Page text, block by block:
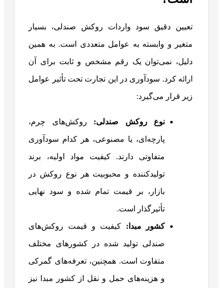
تعیین دقیق سود واردات روکش صندلی، بسیار
متغیر و وابسته به عوامل متعددی است. به همین
دلیل، نمی‌توان یک رقم مشخص و ثابت برای آن
ارائه کرد. سودآوری در این تجارت تحت تأثیر عوامل
زیر قرار می‌گیرد:
نوع روکش صندلی: روکش‌های چرم،
پارچه‌ای، یا مصنوعی، هر کدام سودآوری
متفاوتی دارند. کیفیت مواد اولیه، برند
تولیدکننده و محبوبیت هر نوع روکش در
بازار، بر قیمت تمام شده و سود نهایی
تأثیرگذار است.
کشور مبدا: کیفیت و قیمت روکش‌های
صندلی تولید شده در کشورهای مختلف
متفاوت است. همچنین، تعرفه‌های گمرکی
و هزینه‌های حمل و نقل از کشور مبدا نیز